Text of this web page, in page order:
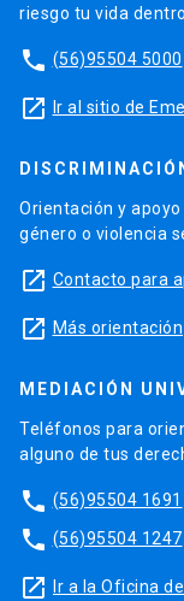
riesgo tu vida
phone (56)95504 5000
launch Ir al sitio de
Orientación y
género o violencia
launch Contacto para
launch Más orientación
MEDIACIÓN
Teléfonos para
alguno de tus
phone (56)95504 1691
phone (56)95504 1247
launch Ir a la Oficina